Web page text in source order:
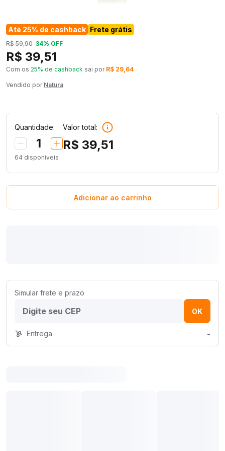
Até 25% de cashback Frete grátis
R$ 59,90 34% OFF
R$ 39,51
Com os 25% de cashback sai por R$ 29,64
Vendido por Natura
Quantidade:
1
64 disponíveis
Valor total:
R$ 39,51
Adicionar ao carrinho
Simular frete e prazo
OK
Entrega -